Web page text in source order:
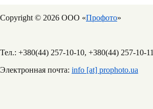
Copyright © 2026 ООО «Профото»
Тел.: +380(44) 257-10-10, +380(44) 257-10-11
Электронная почта: info [at] prophoto.ua